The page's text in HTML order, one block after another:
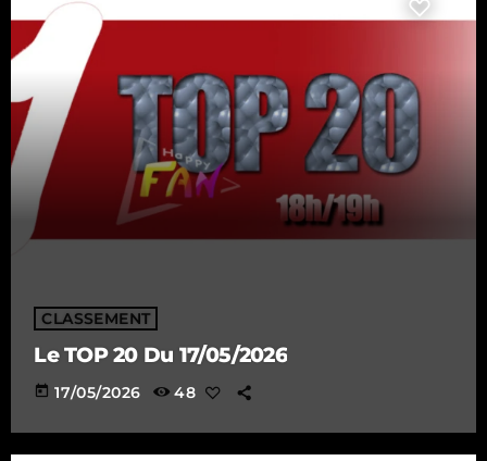
CLASSEMENT
Le TOP 20 Du 17/05/2026
today 17/05/2026 48